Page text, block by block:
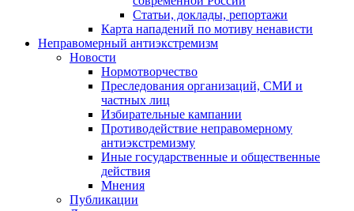
Статьи, доклады, репортажи
Карта нападений по мотиву ненависти
Неправомерный антиэкстремизм
Новости
Нормотворчество
Преследования организаций, СМИ и
частных лиц
Избирательные кампании
Противодействие неправомерному
антиэкстремизму
Иные государственные и общественные
действия
Мнения
Публикации